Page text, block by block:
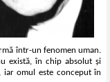
într-un fenomen uman.
există, în chip absolut și
iar omul este conceput în